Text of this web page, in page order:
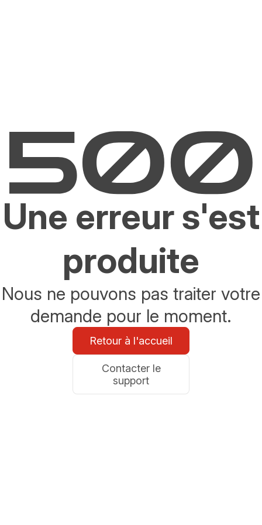
Une erreur s'est
produite
Nous ne pouvons pas traiter votre
demande pour le moment.
Retour à l'accueil
Contacter le
support